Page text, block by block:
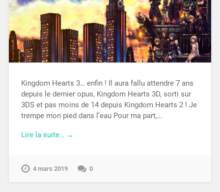
Kingdom Hearts 3… enfin ! Il aura fallu attendre 7 ans
depuis le dernier opus, Kingdom Hearts 3D, sorti sur
3DS et pas moins de 14 depuis Kingdom Hearts 2 ! Je
trempe mon pied dans l’eau Pour ma part,…
Lire la suite… →
4 mars 2019 0